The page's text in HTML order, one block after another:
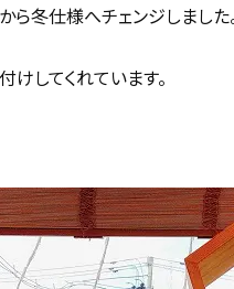
ら冬仕様へチェンジしました
してくれています。